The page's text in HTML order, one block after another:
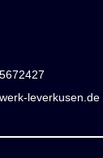
leverkusen.de